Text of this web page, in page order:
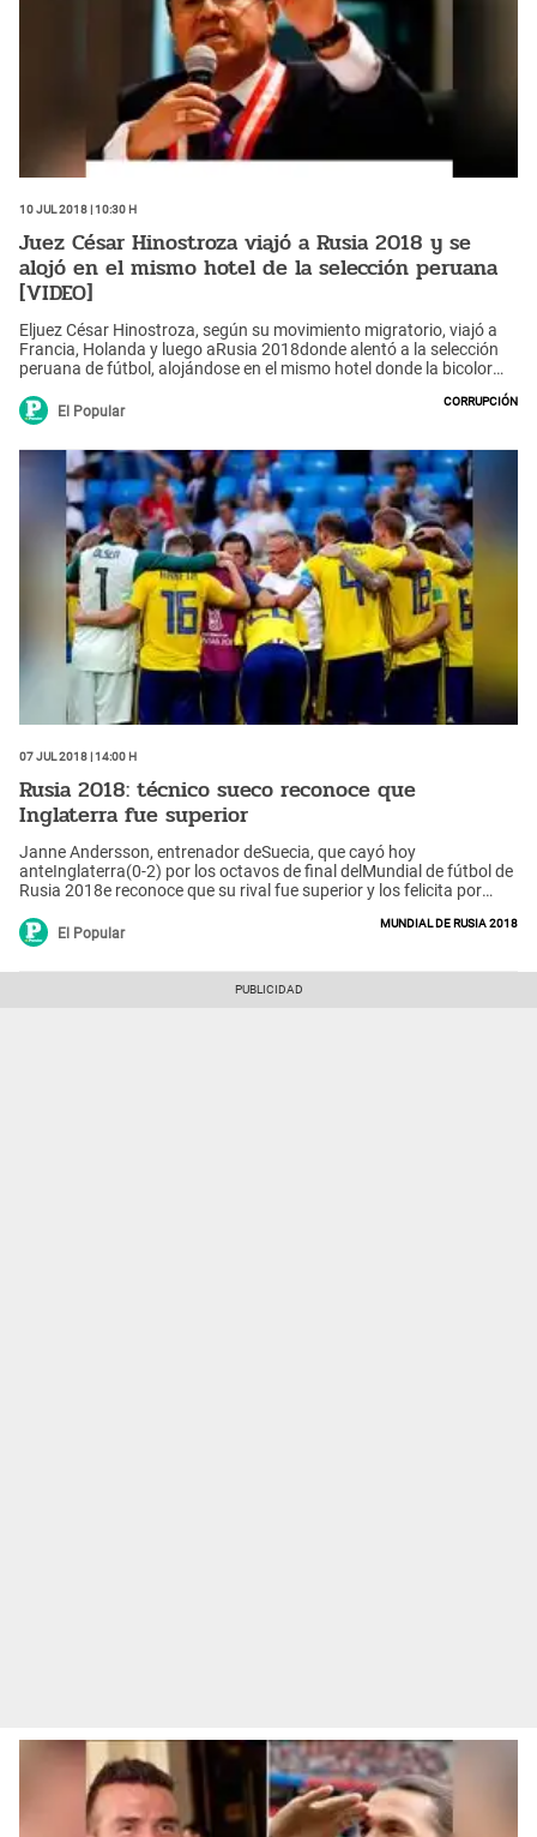
10 Jul 2018 | 10:30 h
Juez César Hinostroza viajó a Rusia 2018 y se
alojó en el mismo hotel de la selección peruana
[VIDEO]
Eljuez César Hinostroza, según su movimiento migratorio, viajó a
Francia, Holanda y luego aRusia 2018donde alentó a la selección
peruana de fútbol, alojándose en el mismo hotel donde la bicolor
El Popular
Corrupción
07 Jul 2018 | 14:00 h
Rusia 2018: técnico sueco reconoce que
Inglaterra fue superior
Janne Andersson, entrenador deSuecia, que cayó hoy
anteInglaterra(0-2) por los octavos de final delMundial de fútbol de
Rusia 2018e reconoce que su rival fue superior y los felicita por
El Popular
Mundial de Rusia 2018